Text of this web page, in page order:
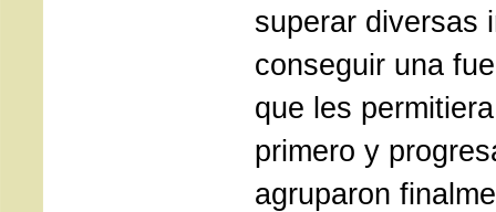
superar diversas
conseguir una
que les
primero y
agruparon